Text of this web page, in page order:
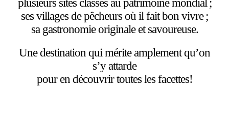
plusieurs sites classés au patrimoine mondial ;
ses villages de pêcheurs où il fait bon vivre ;
sa gastronomie originale et savoureuse.
Une destination qui mérite amplement qu’on
s’y attarde
pour en découvrir toutes les facettes!